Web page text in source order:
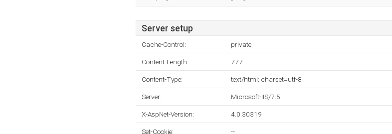
Server setup
Cache-Control: private
Content-Length: 777
Content-Type: text/html; charset=utf-8
Server: Microsoft-IIS/7.5
X-AspNet-Version: 4.0.30319
Set-Cookie: --